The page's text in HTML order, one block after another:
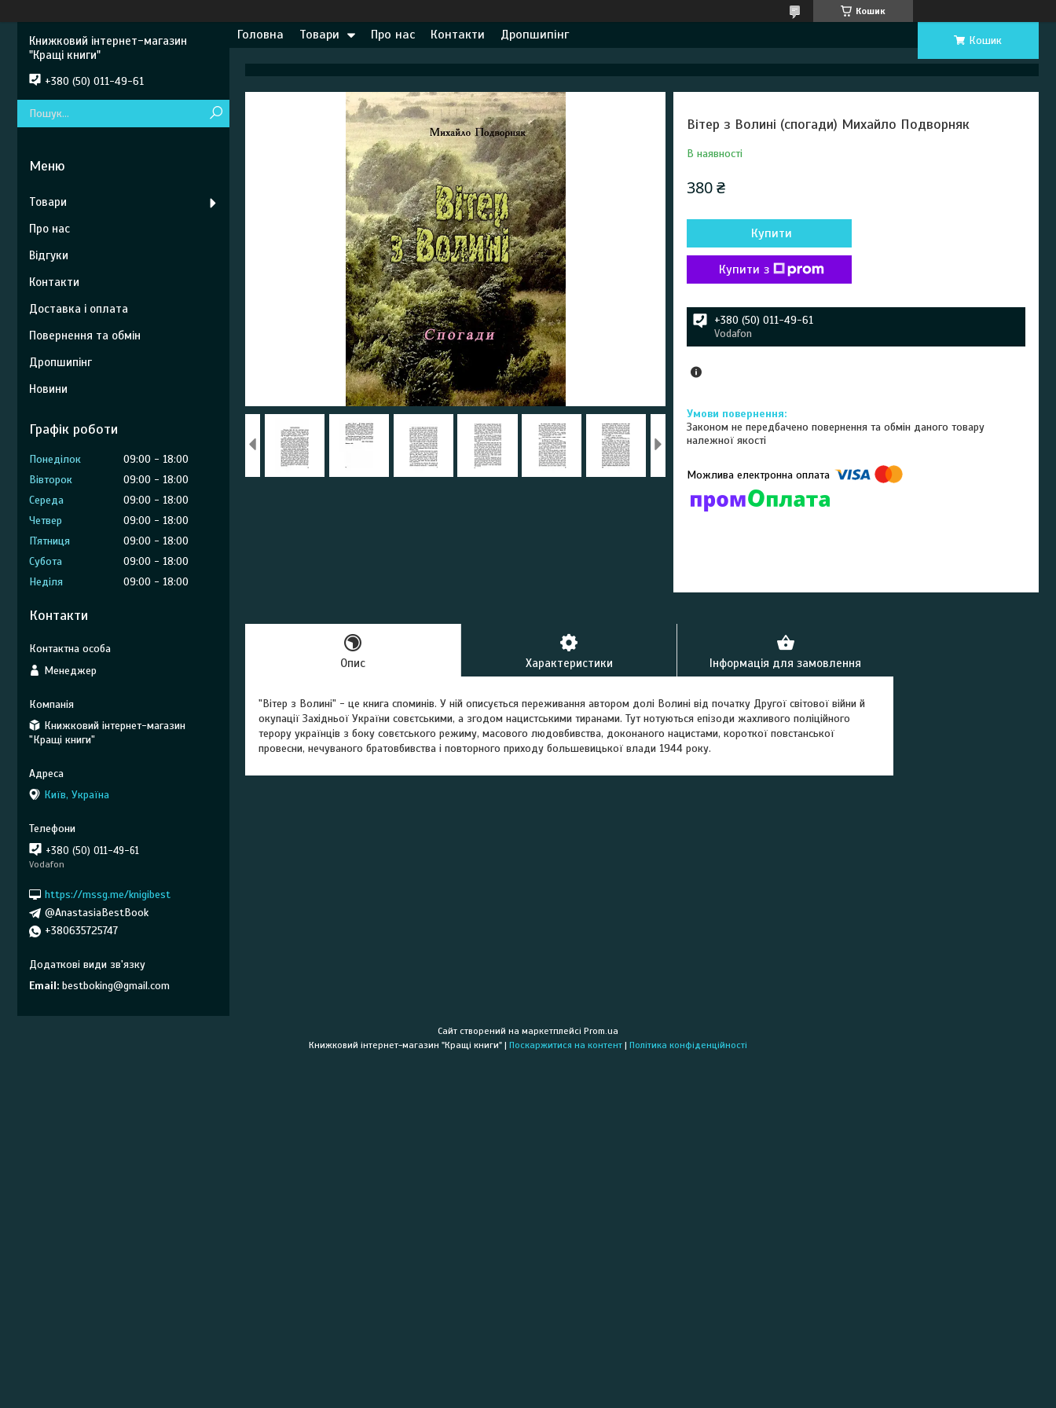
Кошик
Головна Товари Про нас Контакти Дропшипінг Кошик
Вітер з Волині (спогади) Михайло Подворняк
В наявності
380 ₴
Купити
Купити з
+380 (50) 011-49-61
Vodafon
Законом не передбачено повернення та обмін даного товару
належної якості
Опис Характеристики Інформація для замовлення
"Вітер з Волині" - це книга споминів. У ній описується переживання автором долі Волині від початку Другої світової війни й
окупації Західньої України совєтськими, а згодом нацистськими тиранами. Тут нотуються епізоди жахливого поліційного
терору українців з боку совєтського режиму, масового людовбивства, доконаного нацистами, короткої повстанської
провесни, нечуваного братовбивства і повторного приходу большевицької влади 1944 року.
Книжковий інтернет-магазин
"Кращі книги"
+380 (50) 011-49-61
Товари
Про нас
Відгуки
Контакти
Доставка і оплата
Повернення та обмін
Дропшипінг
Новини
Графік роботи
Понеділок 09:00
18:00
Вівторок
09:00
18:00
Середа
09:00
18:00
Четвер
09:00
18:00
Пʼятниця
09:00
18:00
Субота
09:00
18:00
Неділя
09:00 18:00
Контакти
Менеджер
Книжковий інтернет-магазин
"Кращі книги"
Київ, Україна
+380 (50) 011-49-61
Vodafon
https://mssg.me/knigibest
@AnastasiaBestBook
+380635725747
Email bestboking@gmail.com
Сайт створений на маркетплейсі Prom.ua
Книжковий інтернет-магазин "Кращі книги" | Поскаржитися на контент | Політика конфіденційності